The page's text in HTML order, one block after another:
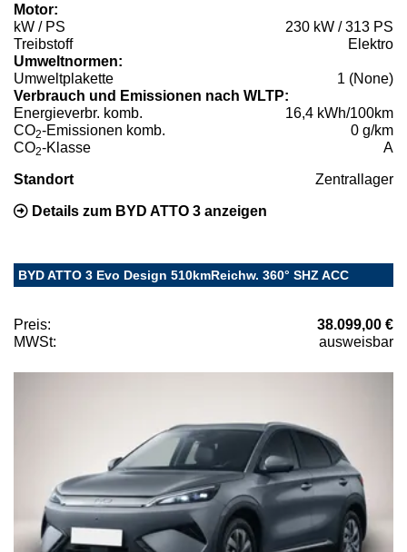
Motor:
kW / PS
230 kW / 313 PS
Treibstoff
Elektro
Umweltnormen:
Umweltplakette
1 (None)
Verbrauch und Emissionen nach WLTP:
Energieverbr. komb.
16,4 kWh/100km
CO2-Emissionen komb.
0 g/km
CO2-Klasse A
Standort Zentrallager
Details zum BYD ATTO 3 anzeigen
BYD ATTO 3 Evo Design 510kmReichw. 360° SHZ ACC
Preis:
38.099,00 €
MWSt:
ausweisbar